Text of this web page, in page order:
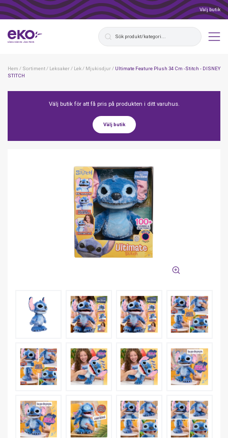
Välj butik
Hem / Sortiment/ Leksaker/ Lek/ Mjukisdjur/ Ultimate Feature Plush 34 Cm -Stitch - DISNEY
STITCH
Välj butik för att få pris på produkten i ditt varuhus.
Välj butik